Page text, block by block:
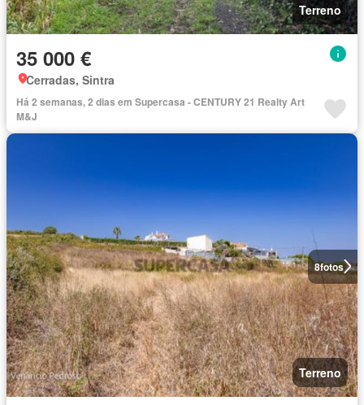
Terreno
35 000 €
Cerradas, Sintra
Há 2 semanas, 2 dias em Supercasa - CENTURY 21 Realty Art
M&J
8fotos
Terreno